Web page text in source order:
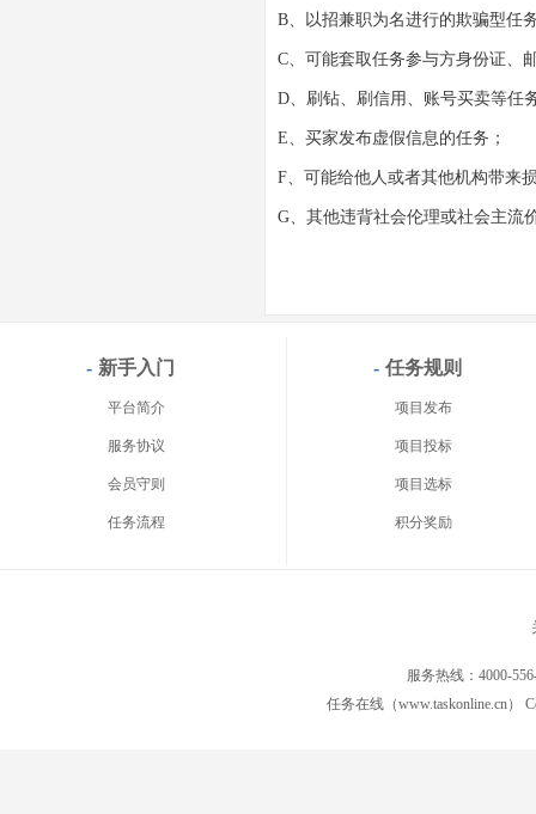
B、以招兼职为名进行的欺骗型任
C、可能套取任务参与方身份证、
D、刷钻、刷信用、账号买卖等任
E、买家发布虚假信息的任务；
F、可能给他人或者其他机构带来
G、其他违背社会伦理或社会主流
- 新手入门
平台简介
服务协议
会员守则
任务流程
- 任务规则
项目发布
项目投标
项目选标
积分奖励
服务热线：4000-
任务在线（www.taskonline.cn